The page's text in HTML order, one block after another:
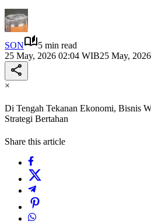
SON
5 min read
25 May, 2026 02:04 WIB25 May,
×
Di Tengah Tekanan Ekonomi, Bisnis
Strategi Bertahan
Share this article